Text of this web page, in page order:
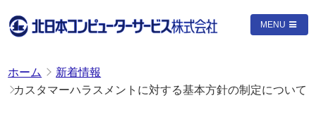
MENU
ホーム
新着情報
カスタマーハラスメントに対する基本方針の制定について